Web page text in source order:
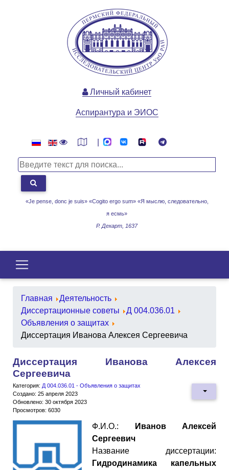
«Je pense, donc je suis» «Cogito ergo sum» «Я мыслю, следовательно,
я есмь»
Р. Декарт, 1637
Личный кабинет
Аспирантура и ЭИОС
Главная
Деятельность
Диссертационные советы
Д 004.036.01
Объявления о защитах
Диссертация Иванова Алексея Сергеевича
Диссертация Иванова Алексея
Сергеевича
Категория: Д 004.036.01 - Объявления о защитах
Создано: 25 апреля 2023
Обновлено: 30 октября 2023
Просмотров: 6030
Ф.И.О.:
Иванов Алексей
Сергеевич
Название диссертации:
Гидродинамика капельных